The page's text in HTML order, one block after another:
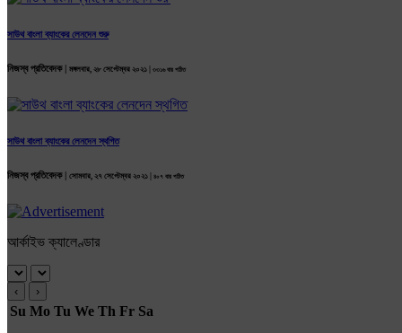
সাউথ বাংলা ব্যাংকের লেনদেন শুরু
নিজস্ব প্রতিবেদক | মঙ্গলবার, ২৮ সেপ্টেম্বর ২০২১ | ৩৩১৬ বার পঠিত
সাউথ বাংলা ব্যাংকের লেনদেন স্থগিত
নিজস্ব প্রতিবেদক | সোমবার, ২৭ সেপ্টেম্বর ২০২১ | ৪০৭ বার পঠিত
আর্কাইভ ক্যালেণ্ডার
‹ ›
Su Mo Tu We Th Fr Sa